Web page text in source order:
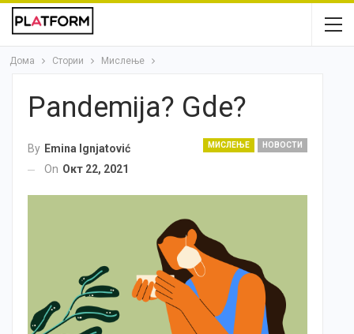
Дома Стории Мислење
Pandemija? Gde?
МИСЛЕЊЕ НОВОСТИ
By Emina Ignjatović
On Окт 22, 2021